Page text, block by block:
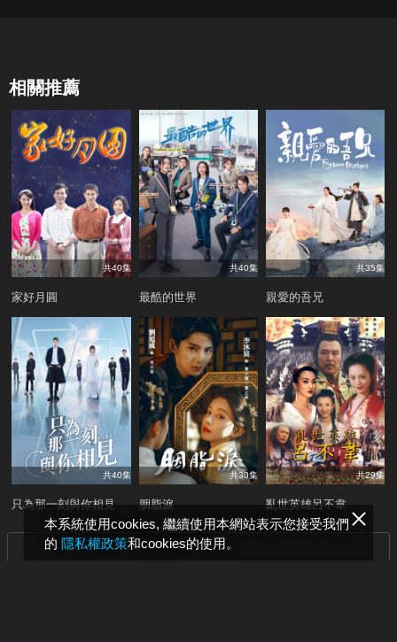
本系統使用cookies, 繼續使用本網站表示您接受我們
的 隱私權政策和cookies的使用。
相關推薦
共40集
家好月圓
共40集
最酷的世界
共35集
親愛的吾兄
共40集
只為那一刻與你相見
共30集
胭脂淚
共29集
亂世英雄呂不韋